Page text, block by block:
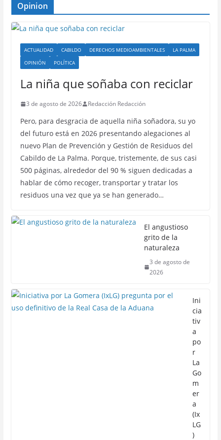
Opinion
ACTUALIDAD CABILDO DERECHOS MEDIOAMBIENTALES
LA PALMA
OPINIÓN
POLÍTICA
La niña que soñaba con reciclar
3 de agosto de 2026 Redacción Redacción
Pero, para desgracia de aquella niña soñadora, su yo
del futuro está en 2026 presentando alegaciones al
nuevo Plan de Prevención y Gestión de Residuos del
Cabildo de La Palma. Porque, tristemente, de sus casi
500 páginas, alrededor del 90 % siguen dedicadas a
hablar de cómo recoger, transportar y tratar los
residuos una vez que ya se han generado…
El angustioso
grito de la
naturaleza
3 de agosto de
2026
Ini
cia
tiv
a
po
r
La
Go
m
er
a
(Ix
LG
)